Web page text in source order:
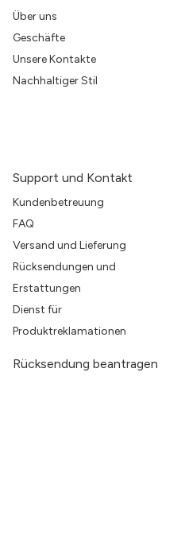
Über uns
Geschäfte
Unsere Kontakte
Nachhaltiger Stil
Support und Kontakt
Kundenbetreuung
FAQ
Versand und Lieferung
Rücksendungen und
Erstattungen
Dienst für
Produktreklamationen
Rücksendung beantragen